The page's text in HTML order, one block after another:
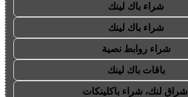
شراء باك لينك
شراء باك لينك
شراء روابط نصية
باقات باك لينك
اشراق لنك، شراء باكلينكات